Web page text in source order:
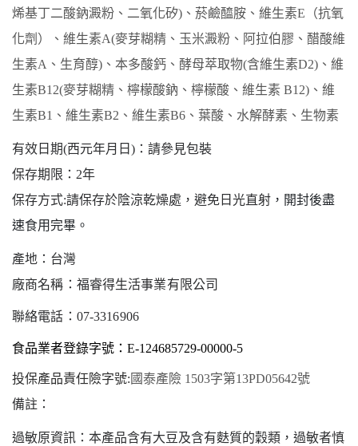
烯基丁二酸鈉澱粉、二氧化矽)、菸鹼醯胺、維生素E（抗氧
化劑）、維生素A(麥芽糊精、玉米澱粉、阿拉伯膠、醋酸維
生素A、生育醇)、本多酸鈣、酵母萃取物(含維生素D2)、維
生素B12(麥芽糊精、檸檬酸鈉、檸檬酸、維生素 B12)、維
生素B1、維生素B2、維生素B6、葉酸、水解酵素、生物素
有效日期(西元年月日)：請參見包裝
保存期限： 2年
保存方式:請保存於陰涼乾燥處，避免日光直射 ，開封後盡
速食用完畢。
產地：台灣
廠商名稱：福睿得生活事業有限公司
聯絡電話： 07-3316906
食品業者登錄字號： E-124685729-00000-5
投保產品責任險字號: 國泰產險 1503字第13PD05642號
備註：
過敏原資訊：本產品含有大豆及含有麩質的穀類，過敏者慎